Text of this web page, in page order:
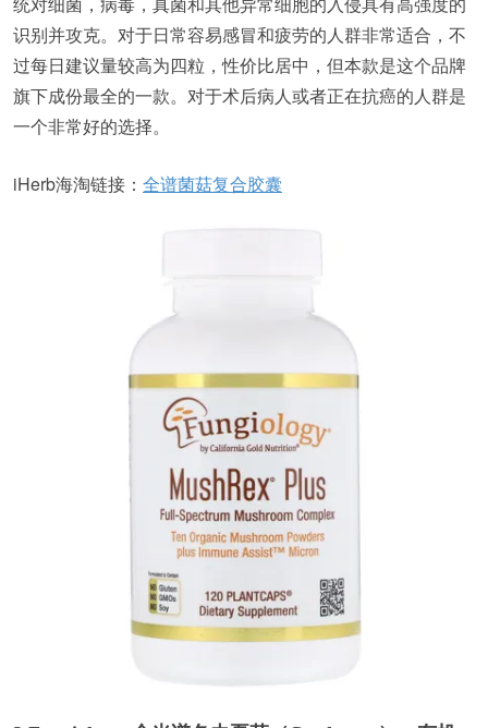
统对细菌，病毒，真菌和其他异常细胞的入侵具有高强度的
识别并攻克。对于日常容易感冒和疲劳的人群非常适合，不
过每日建议量较高为四粒，性价比居中，但本款是这个品牌
旗下成份最全的一款。对于术后病人或者正在抗癌的人群是
一个非常好的选择。
iHerb海淘链接： 全谱菌菇复合胶囊